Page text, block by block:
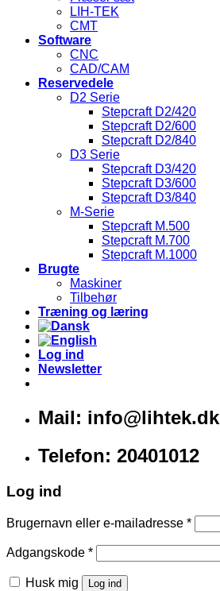
LIH-TEK
CMT
Software
CNC
CAD/CAM
Reservedele
D2 Serie
Stepcraft D2/420
Stepcraft D2/600
Stepcraft D2/840
D3 Serie
Stepcraft D3/420
Stepcraft D3/600
Stepcraft D3/840
M-Serie
Stepcraft M.500
Stepcraft M.700
Stepcraft M.1000
Brugte
Maskiner
Tilbehør
Træning og læring
Log ind
Newsletter
Mail: info@lihtek.dk
Telefon: 20401012
Log ind
Brugernavn eller e-mailadresse *
Adgangskode *
Husk mig Log ind